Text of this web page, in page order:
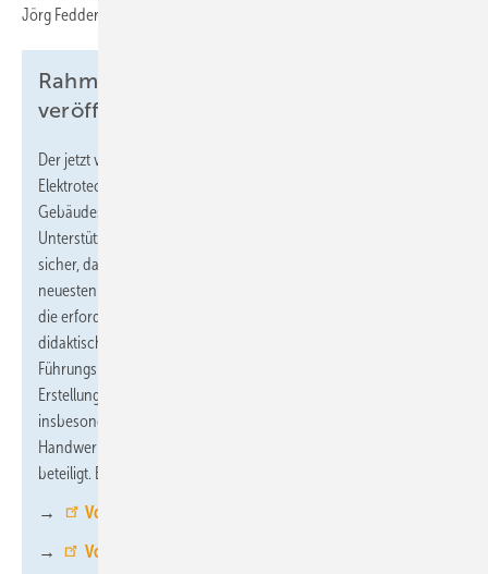
Jörg Feddern, ZVEH-Vizepräsident Technik & Bildung.
Rahmenlehrplan für GSI-Meister
veröffentlicht
Der jetzt veröffentlichte Rahmenlehrplan für den
Elektrotechnikermeister mit Schwerpunkt
Gebäudesystemintegration bietet praxisorientierte
Unterstützung für Meisterschulen und Bildungsstätten und stellt
sicher, dass die angehenden Meister/-innen nicht nur auf dem
neuesten Stand der Technik ausgebildet werden, sondern auch
die erforderlichen betriebswirtschaftlichen, rechtlichen und
didaktischen Kompetenzen erwerben, um erfolgreich als
Führungspersönlichkeiten im Handwerk zu agieren. An der
Erstellung des Rahmenlehrplans für den GSI-Meister waren
insbesondere das BFE in Oldenburg sowie die
Handwerkskammer Niederbayern-Oberpfalz in Schwandorf
beteiligt. Beide bieten auch Meistervorbereitungskurse an.
→ Vorbereitungskurse BFE Oldenburg
→ Vorbereitungskurse HWK Schwandorf